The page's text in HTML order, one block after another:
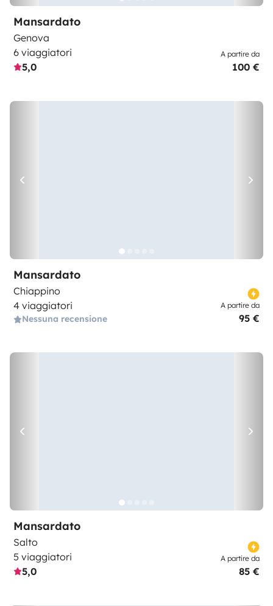
Mansardato
Genova
6 viaggiatori
5,0
A partire da
100 €
Mansardato
Chiappino
4 viaggiatori
Nessuna recensione
A partire da
95 €
Mansardato
Salto
5 viaggiatori
5,0
A partire da
85 €